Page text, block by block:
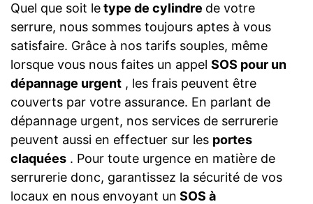
Quel que soit letype de cylindre de votre
serrure, nous sommes toujours aptes à vous
satisfaire. Grâce à nos tarifs souples, même
lorsque vous nous faites un appel SOS pour un
dépannage urgent , les frais peuvent être
couverts par votre assurance. En parlant de
dépannage urgent, nos services de serrurerie
peuvent aussi en effectuer sur les portes
claquées . Pour toute urgence en matière de
serrurerie donc, garantissez la sécurité de vos
locaux en nous envoyant un SOS à